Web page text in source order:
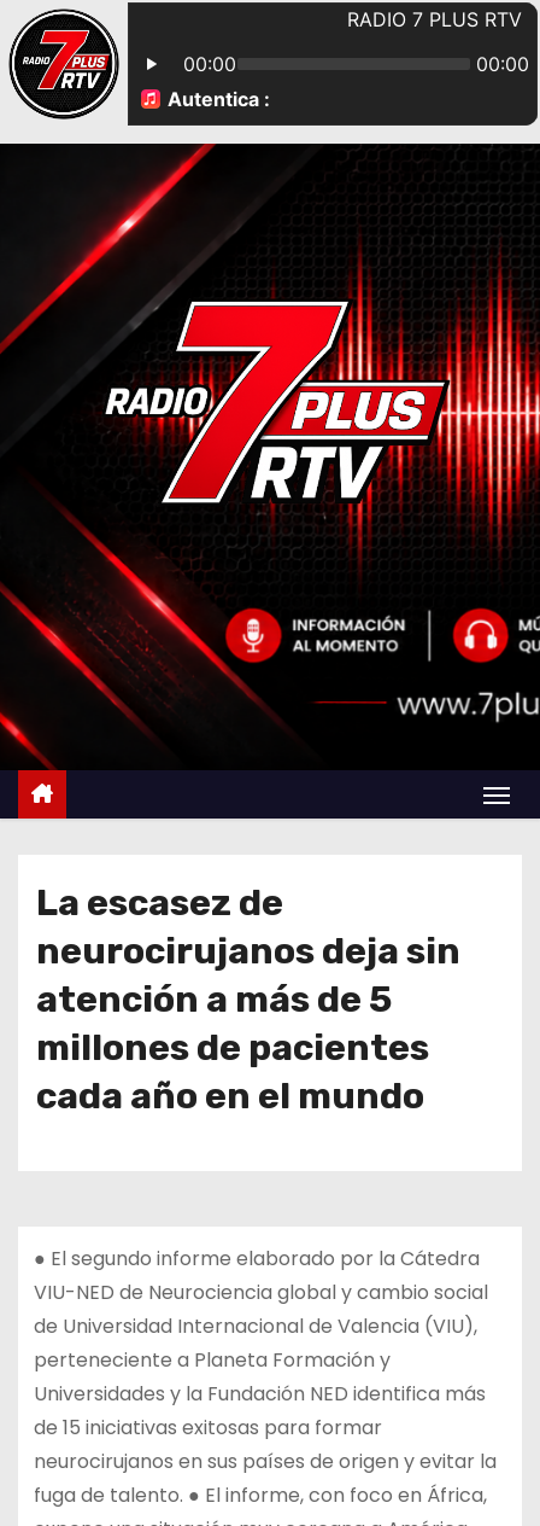
La escasez de
neurocirujanos deja sin
atención a más de 5
millones de pacientes
cada año en el mundo
● El segundo informe elaborado por la Cátedra
VIU-NED de Neurociencia global y cambio social
de Universidad Internacional de Valencia (VIU),
perteneciente a Planeta Formación y
Universidades y la Fundación NED identifica más
de 15 iniciativas exitosas para formar
neurocirujanos en sus países de origen y evitar la
fuga de talento. ● El informe, con foco en África,